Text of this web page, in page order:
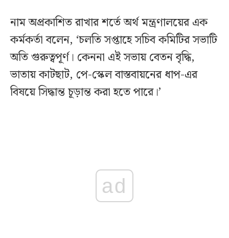
নাম অপ্রকাশিত রাখার শর্তে অর্থ মন্ত্রণালয়ের এক
কর্মকর্তা বলেন, ‘চলতি সপ্তাহে সচিব কমিটির সভাটি
অতি গুরুত্বপূর্ণ। কেননা এই সভায় বেতন বৃদ্ধি,
ভাতায় কাটছাট, পে-স্কেল বাস্তবায়নের ধাপ-এর
বিষয়ে সিদ্ধান্ত চূড়ান্ত করা হতে পারে।’
ad